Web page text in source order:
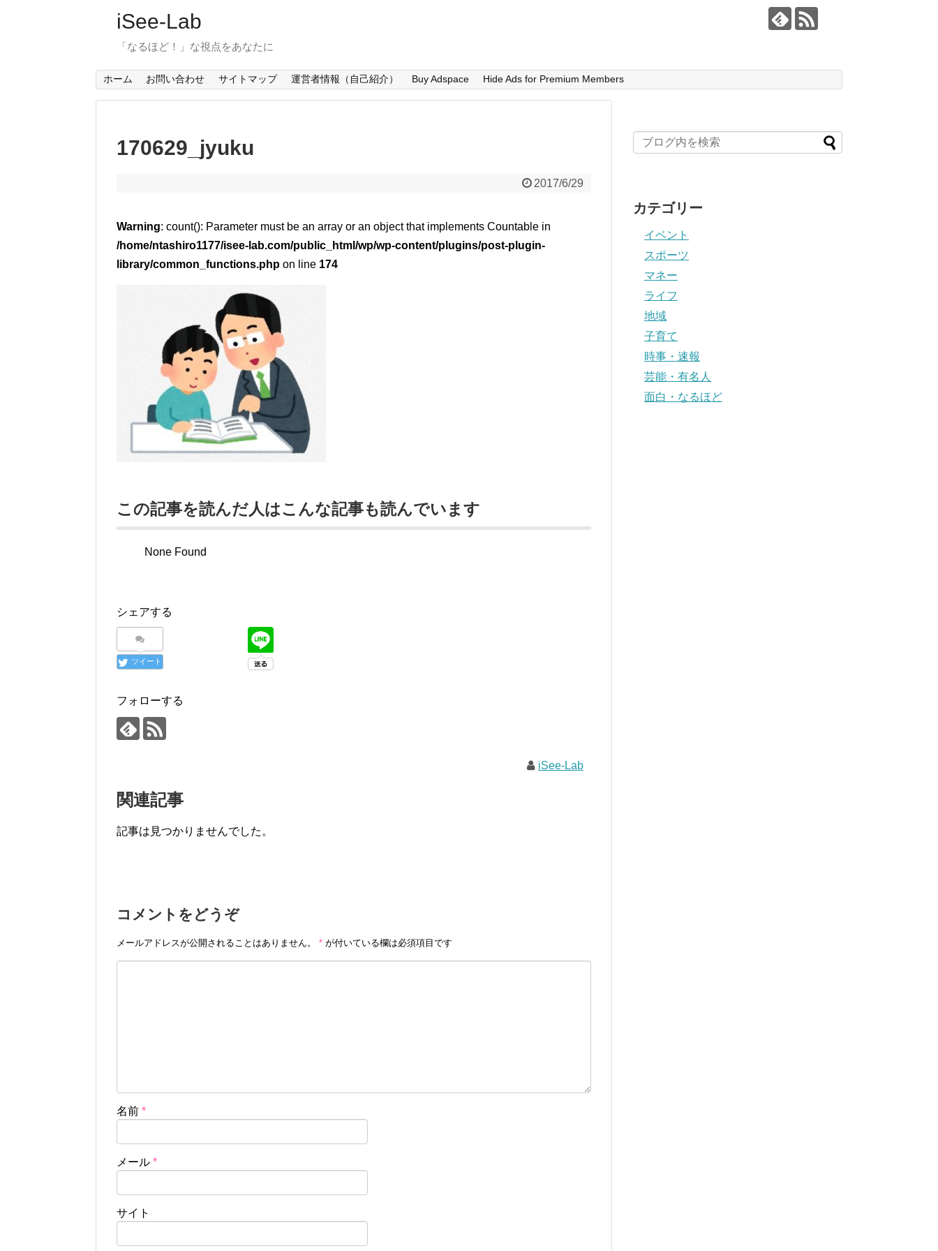
iSee-Lab
「なるほど！」な視点をあなたに
ホーム お問い合わせ サイトマップ 運営者情報（自己紹介） Buy Adspace Hide Ads for Premium Members
170629_jyuku
2017/6/29
Warning: count(): Parameter must be an array or an object that implements Countable in
/home/ntashiro1177/isee-lab.com/public_html/wp/wp-content/plugins/post-plugin-
library/common_functions.php on line 174
この記事を読んだ人はこんな記事も読んでいます
None Found
シェアする
ツイート
フォローする
iSee-Lab
関連記事
記事は見つかりませんでした。
コメントをどうぞ
メールアドレスが公開されることはありません。 * が付いている欄は必須項目です
名前 *
メール *
サイト
カテゴリー
イベント
スポーツ
マネー
ライフ
地域
子育て
時事・速報
芸能・有名人
面白・なるほど